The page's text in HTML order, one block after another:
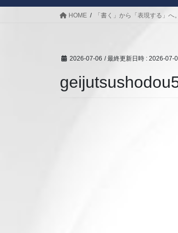
HOME 「書く」から「表現する」
2026-07-06 / 最終更新日時 : 2026-07-